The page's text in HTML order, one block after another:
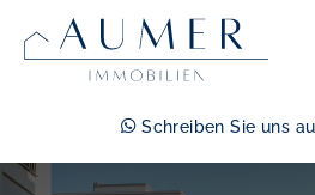
Schreiben Sie uns